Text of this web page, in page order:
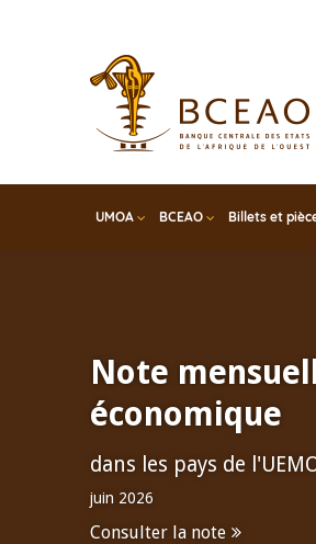
UMOA BCEAO Billets et
Note
économique
dans les pays de
juin 2026
Consulter la note